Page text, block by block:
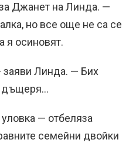
Джанет на Линда. —
но все още не са се
я осиновят.
Линда. — Бих
дъщеря…
— отбеляза
семейни двойки